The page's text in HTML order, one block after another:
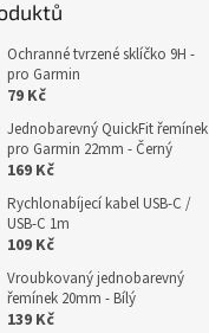
Ochranné tvrzené sklíčko 9H -
pro Garmin
79 Kč
Jednobarevný QuickFit řemínek
pro Garmin 22mm - Černý
169 Kč
Rychlonabíjecí kabel USB-C /
USB-C 1m
109 Kč
Vroubkovaný jednobarevný
řemínek 20mm - Bílý
139 Kč